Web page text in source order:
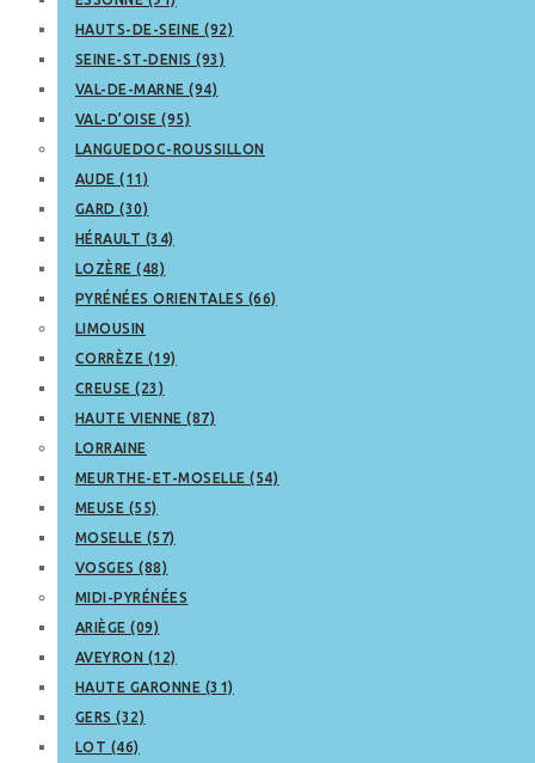
HAUTS-DE-SEINE (92)
SEINE-ST-DENIS (93)
VAL-DE-MARNE (94)
VAL-D’OISE (95)
LANGUEDOC-ROUSSILLON
AUDE (11)
GARD (30)
HÉRAULT (34)
LOZÈRE (48)
PYRÉNÉES ORIENTALES (66)
LIMOUSIN
CORRÈZE (19)
CREUSE (23)
HAUTE VIENNE (87)
LORRAINE
MEURTHE-ET-MOSELLE (54)
MEUSE (55)
MOSELLE (57)
VOSGES (88)
MIDI-PYRÉNÉES
ARIÈGE (09)
AVEYRON (12)
HAUTE GARONNE (31)
GERS (32)
LOT (46)